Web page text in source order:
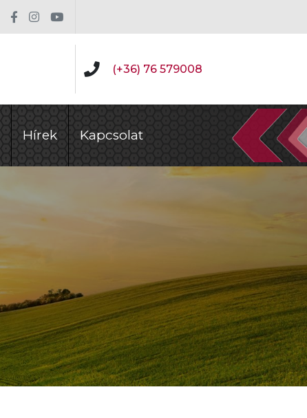
(+36) 76 579008
Hírek Kapcsolat